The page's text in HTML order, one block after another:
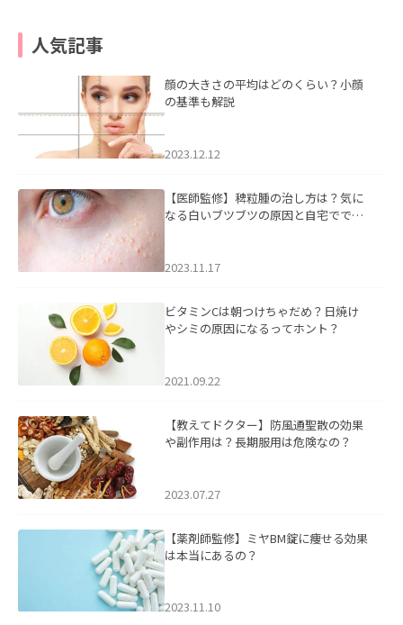
人気記事
顔の大きさの平均はどのくらい？小顔
の基準も解説
2023.12.12
【医師監修】稗粒腫の治し方は？気に
なる白いブツブツの原因と自宅ででき
2023.11.17
ビタミンCは朝つけちゃだめ？日焼け
やシミの原因になるってホント？
2021.09.22
【教えてドクター】防風通聖散の効果
や副作用は？長期服用は危険なの？
2023.07.27
【薬剤師監修】ミヤBM錠に痩せる効果
は本当にあるの？
2023.11.10